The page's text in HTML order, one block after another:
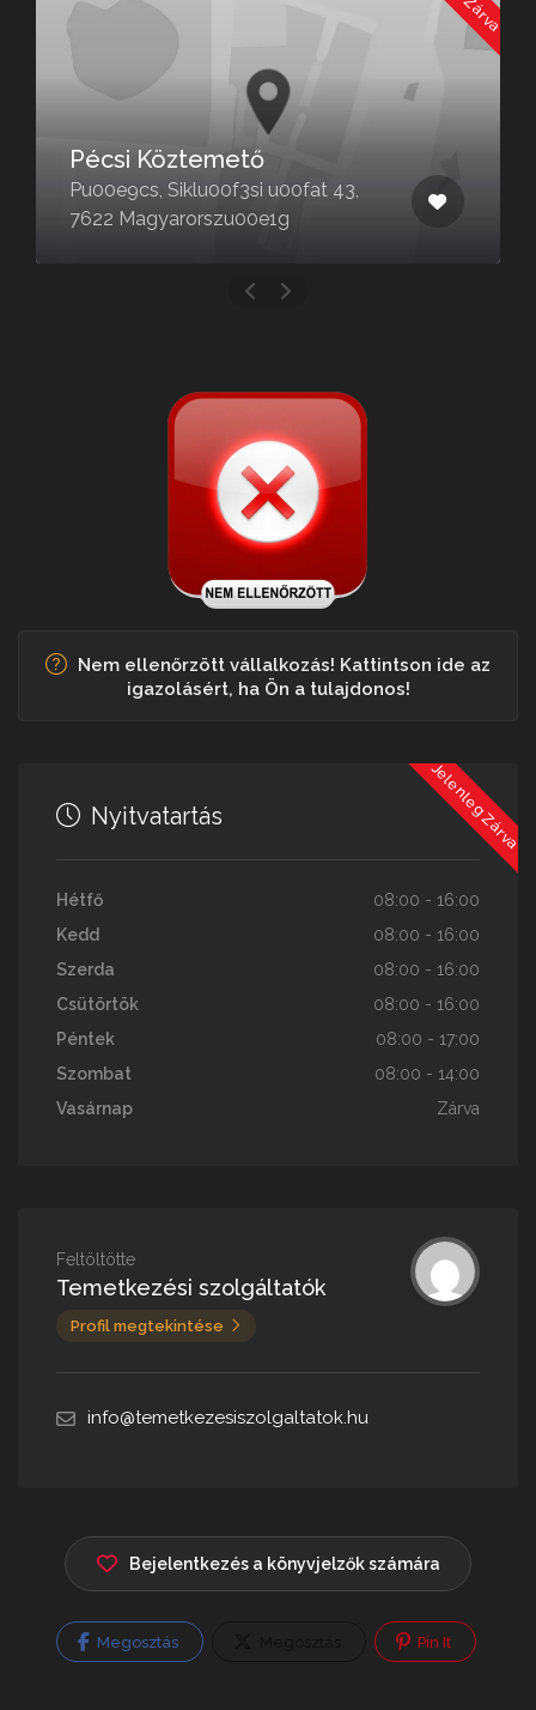
Pécsi Köztemető
Pu00e9cs, Siklu00f3si u00fat 43,
7622 Magyarorszu00e1g
Nem ellenőrzött vállalkozás! Kattintson ide az
igazolásért, ha Ön a tulajdonos!
Jelenleg Zárva
Nyitvatartás
Hétfő
08:00 - 16:00
Kedd
08:00 - 16:00
Szerda
08:00 - 16:00
Csütörtök
08:00 - 16:00
Péntek
08:00 - 17:00
Szombat
08:00 - 14:00
Vasárnap
Zárva
Feltöltötte
Temetkezési szolgáltatók
Profil megtekintése
info@temetkezesiszolgaltatok.hu
Bejelentkezés a könyvjelzők számára
Megosztás Pin It